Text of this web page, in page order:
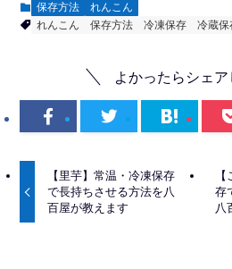
保存方法
れんこん
れんこん
保存方法 冷凍保存 冷蔵保
よかったらシェア
【里芋】常温・冷凍保存
で長持ちさせる方法を八
百屋が教えます
存
八